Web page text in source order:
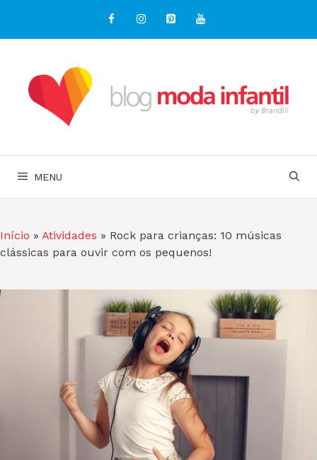
o
MENU
Início » Atividades » Rock para crianças: 10 músicas
clássicas para ouvir com os pequenos!